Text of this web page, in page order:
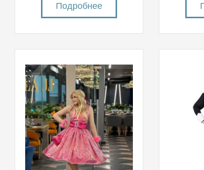
Подробнее